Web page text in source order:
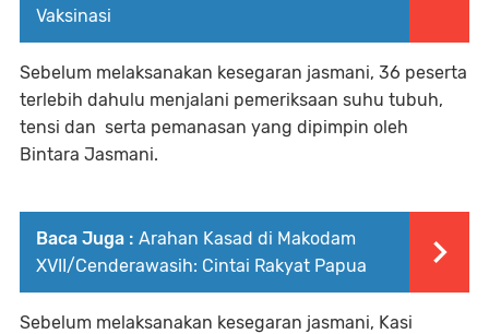
Vaksinasi
Sebelum melaksanakan kesegaran jasmani, 36 peserta
terlebih dahulu menjalani pemeriksaan suhu tubuh,
tensi dan serta pemanasan yang dipimpin oleh
Bintara Jasmani.
Baca Juga : Arahan Kasad di Makodam
XVII/Cenderawasih: Cintai Rakyat Papua
Sebelum melaksanakan kesegaran jasmani, Kasi